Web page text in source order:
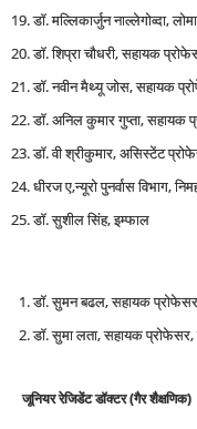
डॉ. मल्लिकार्जुन नाल्लेगोव्दा,
डॉ. शिप्रा चौधरी, सहायक
डॉ. नवीन मैथ्यू जोस, सहायक
डॉ. अनिल कुमार गुप्ता, सहायक
डॉ. वी श्रीकुमार, असिस्टेंट
धीरज ए,न्यूरो पुनर्वास विभाग,
डॉ. सुशील सिंह, इम्फाल
डॉ. सुमन बढल, सहायक
डॉ. सुमा लता, सहायक
जूनियर रेजिडेंट डॉक्टर (गैर शैक्षणिक)